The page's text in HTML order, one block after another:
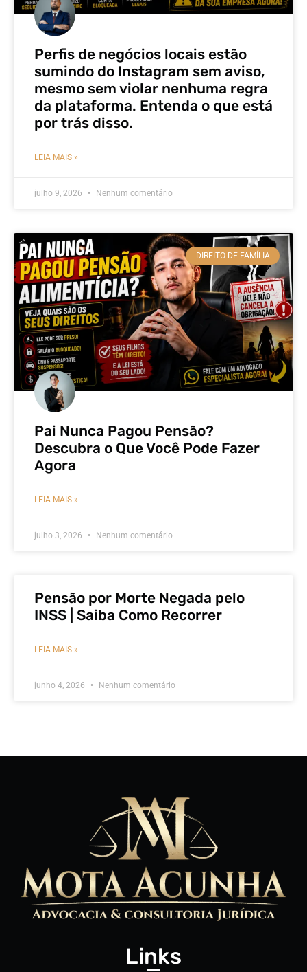
Perfis de negócios locais estão
sumindo do Instagram sem aviso,
mesmo sem violar nenhuma regra
da plataforma. Entenda o que está
por trás disso.
LEIA MAIS »
julho 9, 2026 Nenhum comentário
DIREITO DE FAMÍLIA
Pai Nunca Pagou Pensão?
Descubra o Que Você Pode Fazer
Agora
LEIA MAIS »
julho 3, 2026 Nenhum comentário
Pensão por Morte Negada pelo
INSS | Saiba Como Recorrer
LEIA MAIS »
junho 4, 2026 Nenhum comentário
Links